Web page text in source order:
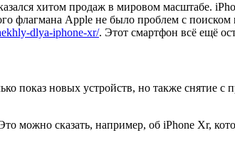
хитом продаж в мировом масштабе.
флагмана Apple не было проблем с
dlya-iphone-xr/. Этот смартфон всё ещё
показ новых устройств, но также снятие
можно сказать, например, об iPhone Xr,